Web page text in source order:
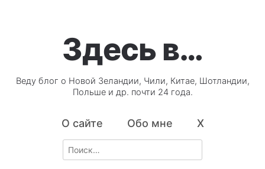
Здесь в…
Веду блог о Новой Зеландии, Чили, Китае, Шотландии,
Польше и др. почти 24 года.
О сайте Обо мне X
Search
for: